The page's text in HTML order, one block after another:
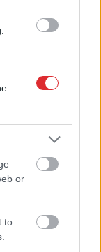
or
to
3
veidu, bet
gaišreģei
prāvu